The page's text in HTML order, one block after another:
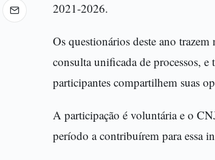
2021-2026.
Os questionários deste ano
consulta unificada de processos,
participantes compartilhem suas
A participação é voluntária e o
período a contribuírem para essa